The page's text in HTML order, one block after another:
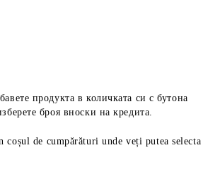
продукта в количката си с бутона
броя вноски на кредита.
de cumpărături unde veți putea selecta